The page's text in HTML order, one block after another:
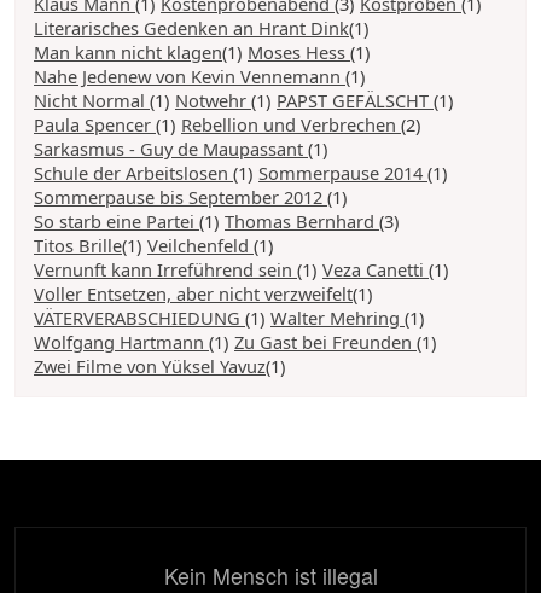
Literarisches Gedenken an Hrant Dink(1)
Man kann nicht klagen(1) Moses Hess (1)
Nahe Jedenew von Kevin Vennemann (1)
Nicht Normal (1) Notwehr (1) PAPST GEFÄLSCHT (1)
Paula Spencer (1) Rebellion und Verbrechen (2)
Sarkasmus - Guy de Maupassant (1)
Schule der Arbeitslosen (1) Sommerpause 2014 (1)
Sommerpause bis September 2012 (1)
So starb eine Partei (1) Thomas Bernhard (3)
Titos Brille(1) Veilchenfeld (1)
Vernunft kann Irreführend sein (1) Veza Canetti (1)
Voller Entsetzen, aber nicht verzweifelt(1)
VÄTERVERABSCHIEDUNG (1) Walter Mehring (1)
Wolfgang Hartmann (1) Zu Gast bei Freunden (1)
Zwei Filme von Yüksel Yavuz(1)
Kein Mensch ist illegal